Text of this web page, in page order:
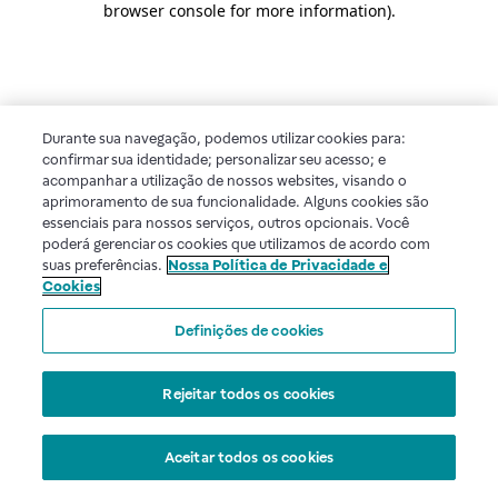
browser console for more information).
Durante sua navegação, podemos utilizar cookies para:
confirmar sua identidade; personalizar seu acesso; e
acompanhar a utilização de nossos websites, visando o
aprimoramento de sua funcionalidade. Alguns cookies são
essenciais para nossos serviços, outros opcionais. Você
poderá gerenciar os cookies que utilizamos de acordo com
suas preferências. Nossa Política de Privacidade e
Cookies
Definições de cookies
Rejeitar todos os cookies
Aceitar todos os cookies